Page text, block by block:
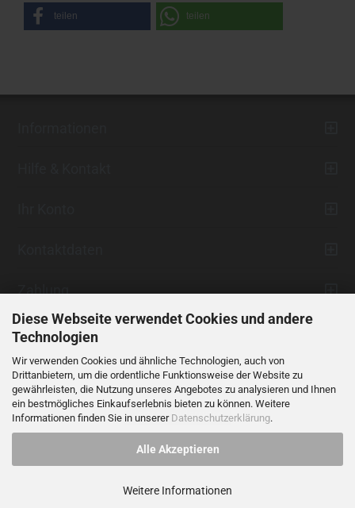
Diese Webseite verwendet Cookies und andere
Technologien
Wir verwenden Cookies und ähnliche Technologien, auch von
Drittanbietern, um die ordentliche Funktionsweise der Website zu
gewährleisten, die Nutzung unseres Angebotes zu analysieren und Ihnen
ein bestmögliches Einkaufserlebnis bieten zu können. Weitere
Informationen finden Sie in unserer Datenschutzerklärung.
Alle Akzeptieren
Weitere Informationen
teilen teilen
Zahlung
Vertrag widerrufen